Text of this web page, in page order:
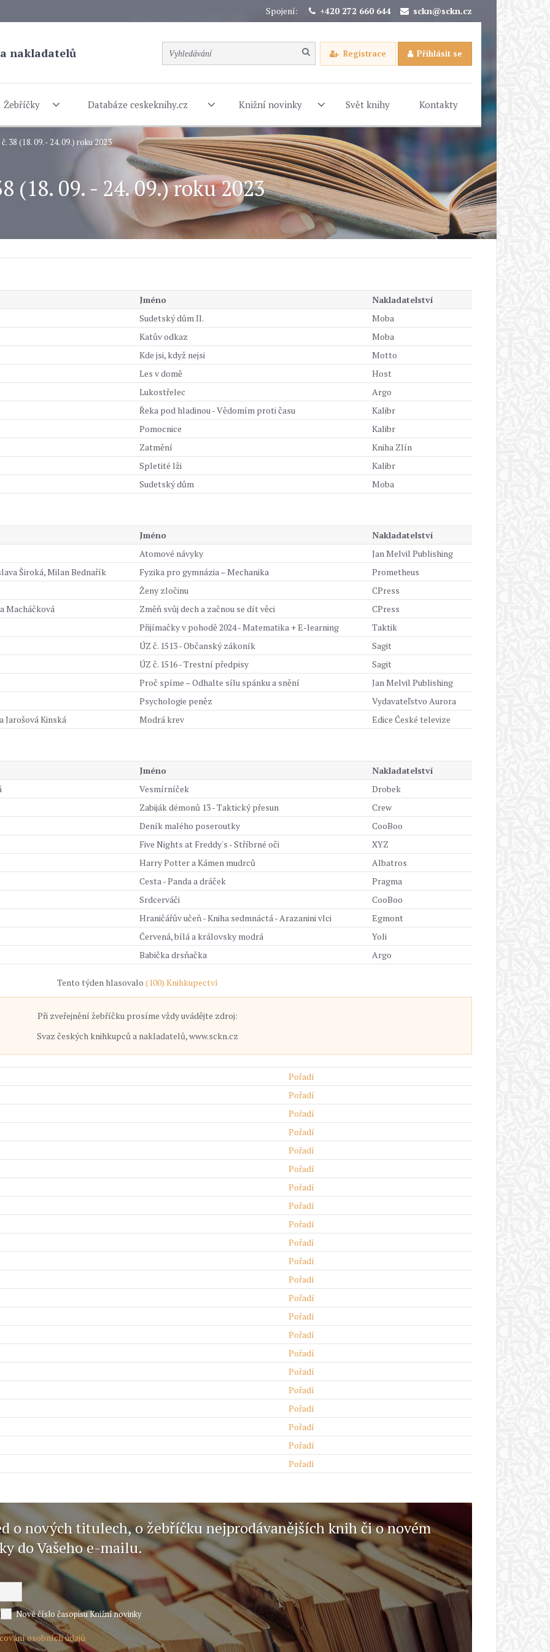
Spojení: +420 272 660 644 sckn@sckn.cz
nakladatelů Registrace Přihlásit se
Žebříčky Databáze ceskeknihy.cz Knižní novinky Svět knihy Kontakty
38 (18. 09. - 24. 09.) roku 2023
(18. 09. - 24. 09.) roku 2023
Jméno
Nakladatelství
Sudetský dům II.
Moba
Katův odkaz
Moba
Kde jsi, když nejsi
Motto
Les v domě
Host
Lukostřelec
Argo
Řeka pod hladinou - Vědomím proti času
Kalibr
Pomocnice
Kalibr
Zatmění
Kniha Zlín
Spletité lži
Kalibr
Sudetský dům
Moba
Jméno
Nakladatelství
Atomové návyky
Jan Melvil Publishing
Široká, Milan Bednařík
Fyzika pro gymnázia – Mechanika
Prometheus
Ženy zločinu
CPress
Macháčková
Změň svůj dech a začnou se dít věci
CPress
Přijímačky v pohodě 2024 - Matematika + E-learning
Taktik
ÚZ č. 1513 - Občanský zákoník
Sagit
ÚZ č. 1516 - Trestní předpisy
Sagit
Proč spíme – Odhalte sílu spánku a snění
Jan Melvil Publishing
Psychologie peněz
Vydavateľstvo Aurora
Jarošová Kinská
Modrá krev Edice České televize
Jméno
Nakladatelství
Vesmírníček
Drobek
Zabiják démonů 13 - Taktický přesun
Crew
Deník malého poseroutky
CooBoo
Five Nights at Freddy's - Stříbrné oči
XYZ
Harry Potter a Kámen mudrců
Albatros
Cesta - Panda a dráček
Pragma
Srdcerváči
CooBoo
Hraničářův učeň - Kniha sedmnáctá - Arazanini vlci
Egmont
Červená, bílá a královsky modrá
Yoli
Babička drsňačka
Argo
Tento týden hlasovalo (100) Knihkupectví
Při zveřejnění žebříčku prosíme vždy uvádějte zdroj:
Svaz českých knihkupců a nakladatelů, www.sckn.cz
Pořadí
Pořadí
Pořadí
Pořadí
Pořadí
Pořadí
Pořadí
Pořadí
Pořadí
Pořadí
Pořadí
Pořadí
Pořadí
Pořadí
Pořadí
Pořadí
Pořadí
Pořadí
Pořadí
Pořadí
Pořadí
Pořadí
o nových titulech, o žebříčku nejprodávanějších knih či o novém
do Vašeho e-mailu.
Nové číslo časopisu Knižní novinky
osobních údajů